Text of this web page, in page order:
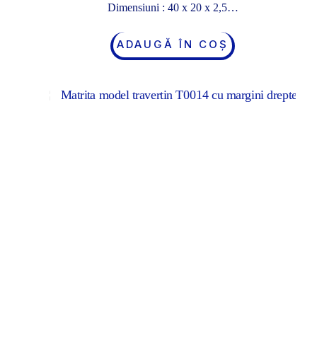
Dimensiuni : 40 x 20 x 2,5…
ADAUGĂ ÎN COȘ